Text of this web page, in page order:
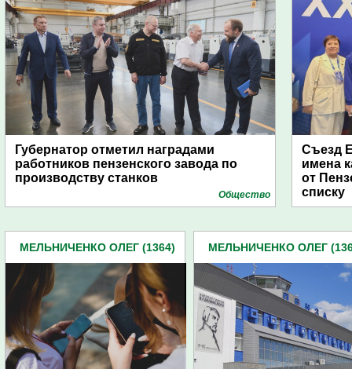
Губернатор отметил наградами
работников пензенского завода по
производству станков
Общество
Съезд
имена
от
списку
МЕЛЬНИЧЕНКО ОЛЕГ (1364) МЕЛЬНИЧЕНКО ОЛЕГ